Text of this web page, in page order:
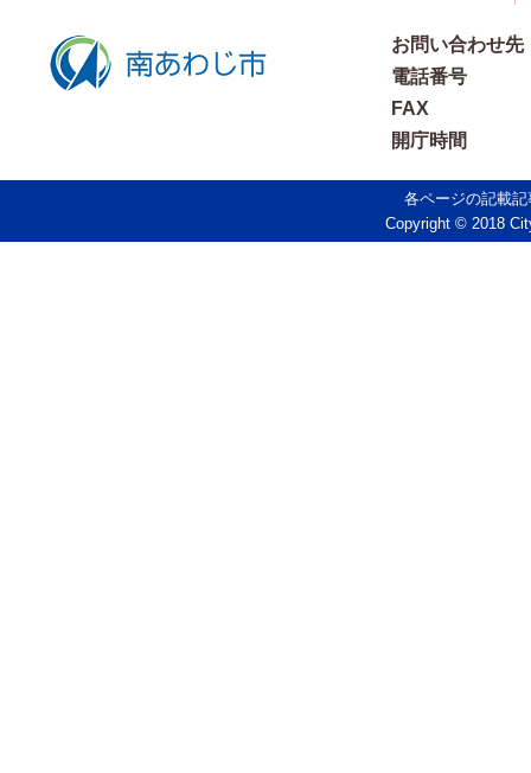
お問い合わせ先
電話番号
FAX
開庁時間
各ページの記載
Copyright © 2018